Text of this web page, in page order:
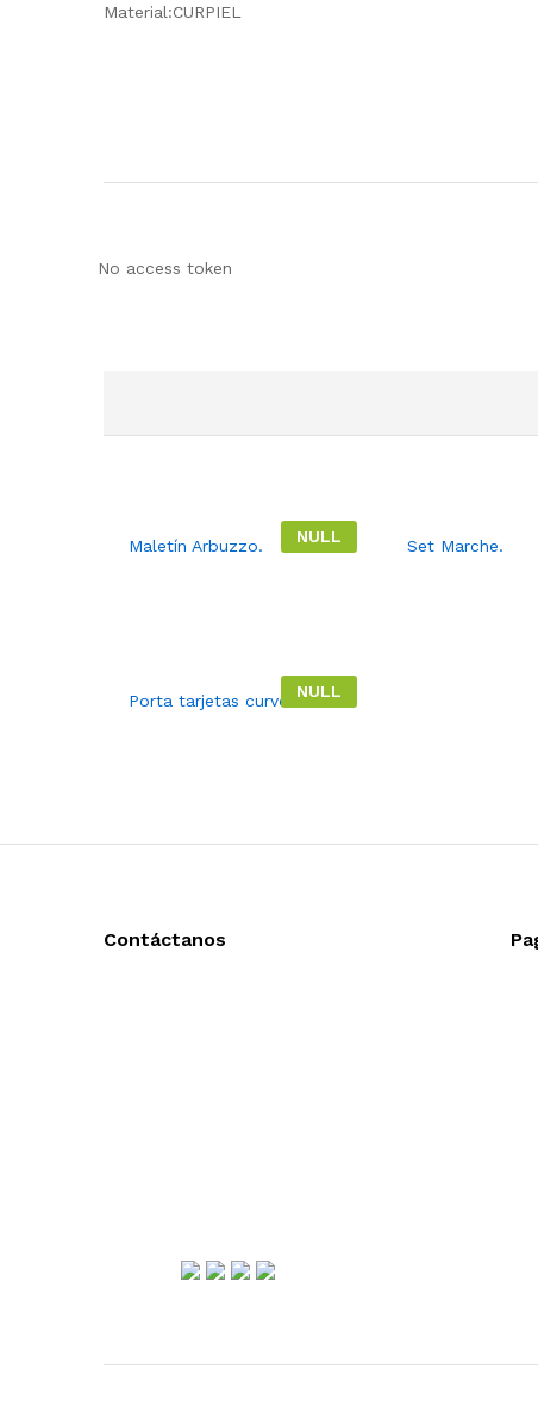
Material:CURPIEL
No access token
NULL
Maletín Arbuzzo. Set Marche.
NULL
Porta tarjetas curvo.
Contáctanos